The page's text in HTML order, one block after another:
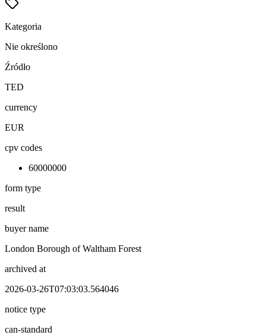
Kategoria
Nie określono
Źródło
TED
currency
EUR
cpv codes
60000000
form type
result
buyer name
London Borough of Waltham Forest
archived at
2026-03-26T07:03:03.564046
notice type
can-standard